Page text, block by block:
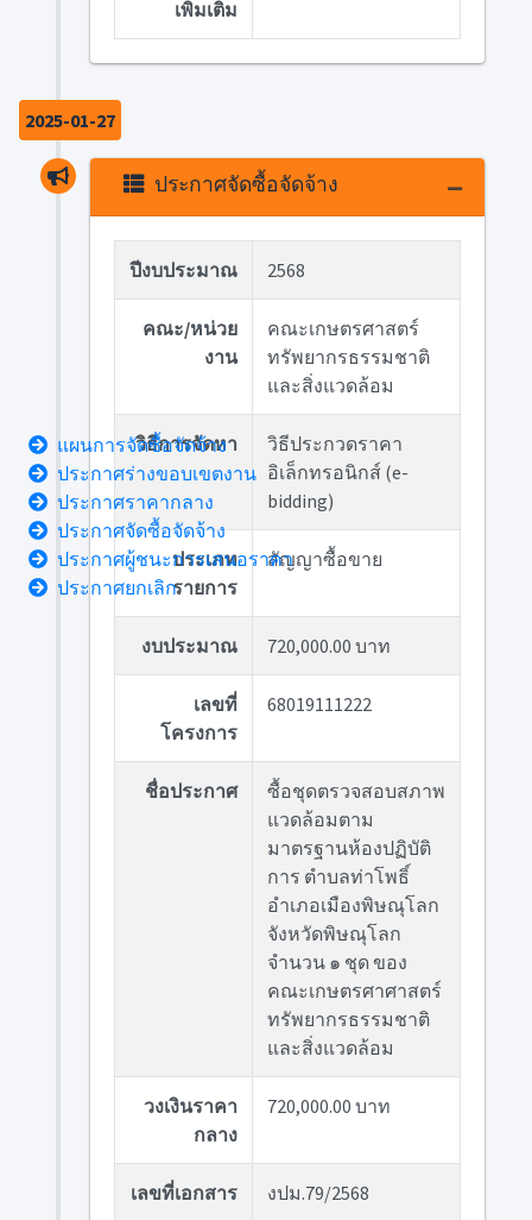
เพิ่มเติม
2025-01-27
ประกาศจัดซื้อจัดจ้าง
ปีงบประมาณ 2568
คณะ/หน่วย
งาน
คณะเกษตรศาสตร์
ทรัพยากรธรรมชาติ
และสิ่งแวดล้อม
วิธีการจัดหา
วิธีประกวดราคา
อิเล็กทรอนิกส์ (e-
bidding)
ประเภท
รายการ
สัญญาซื้อขาย
งบประมาณ 720,000.00 บาท
เลขที่
โครงการ
68019111222
ชื่อประกาศ
ซื้อชุดตรวจสอบสภาพ
แวดล้อมตาม
มาตรฐานห้องปฏิบัติ
การ ตำบลท่าโพธิ์
อำเภอเมืองพิษณุโลก
จังหวัดพิษณุโลก
จำนวน ๑ ชุด ของ
คณะเกษตรศาศาสตร์
ทรัพยากรธรรมชาติ
และสิ่งแวดล้อม
วงเงินราคา
กลาง
720,000.00 บาท
เลขที่เอกสาร งปม.79/2568
แผนการจัดซื้อจัดจ้าง
ประกาศร่างขอบเขตงาน
ประกาศราคากลาง
ประกาศจัดซื้อจัดจ้าง
ประกาศผู้ชนะการเสนอราคา
ประกาศยกเลิก